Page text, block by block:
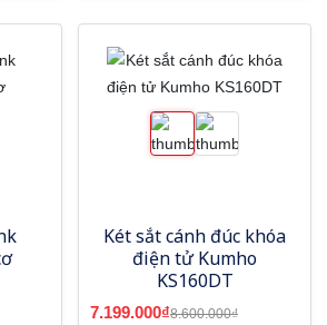
Két sắt cánh đúc khóa
điện tử Kumho
KS160DT
7.199.000₫8.600.000₫